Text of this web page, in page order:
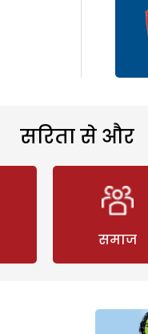
सरिता से और
समाज